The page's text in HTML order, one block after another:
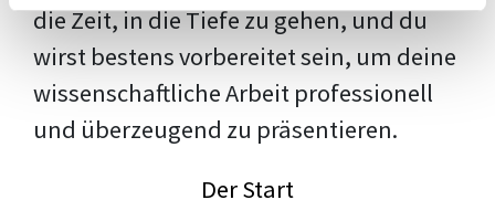
die Zeit, in die Tiefe zu gehen, und du
wirst bestens vorbereitet sein, um deine
wissenschaftliche Arbeit professionell
und überzeugend zu präsentieren.
Der Start